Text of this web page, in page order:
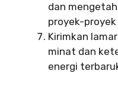
dan
proyek-
Kirimkan
minat dan
energi